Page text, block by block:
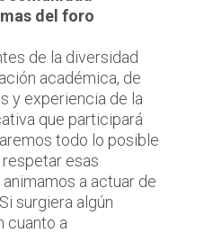
del foro
de la diversidad
académica, de
y experiencia de la
que participará
todo lo posible
esas
a actuar de
surgiera algún
cuanto a